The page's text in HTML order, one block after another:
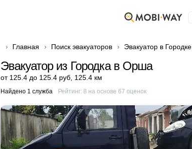
Главная Поиск эвакуаторов Эвакуатор в Городке
Эвакуатор из Городка в Орша
от 125.4 до 125.4 руб 125.4 км
Найдено 1 служба Рейтинг: 8 на основе 67 оценок